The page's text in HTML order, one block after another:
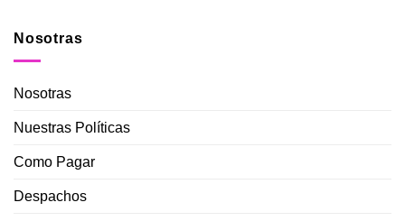
Nosotras
Nosotras
Nuestras Políticas
Como Pagar
Despachos